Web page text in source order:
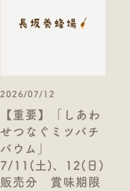
2026/07/12
【重要】「しあわ
せつなぐミツバチ
バウム」
7/11(土)、12(日)
販売分 賞味期限